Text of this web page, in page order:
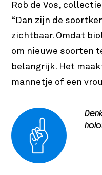
Rob de Vos,
“Dan zijn de
zichtbaar. Omdat
om nieuwe soorten
belangrijk. Het
mannetje of een